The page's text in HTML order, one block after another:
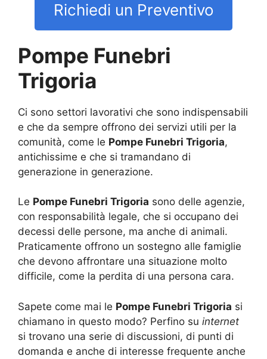
Richiedi un Preventivo
Pompe Funebri
Trigoria
Ci sono settori lavorativi che sono indispensabili
e che da sempre offrono dei servizi utili per la
comunità, come le Pompe Funebri Trigoria,
antichissime e che si tramandano di
generazione in generazione.
Le Pompe Funebri Trigoria sono delle agenzie,
con responsabilità legale, che si occupano dei
decessi delle persone, ma anche di animali.
Praticamente offrono un sostegno alle famiglie
che devono affrontare una situazione molto
difficile, come la perdita di una persona cara.
Sapete come mai le Pompe Funebri Trigoria si
chiamano in questo modo? Perfino su internet
si trovano una serie di discussioni, di punti di
domanda e anche di interesse frequente anche